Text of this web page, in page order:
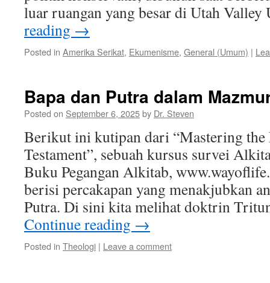
luar ruangan yang besar di Utah
reading →
Posted in Amerika Serikat, Ekumenisme, General (Umum) |
Bapa dan Putra dalam
Posted on September 6, 2025by Dr. Steven
Berikut ini kutipan dari “Mastering
Testament”, sebuah kursus survei
Buku Pegangan Alkitab,
berisi percakapan yang menakjubkan
Putra. Di sini kita melihat doktrin
Continue reading →
Posted in Theologi | Leave a comment